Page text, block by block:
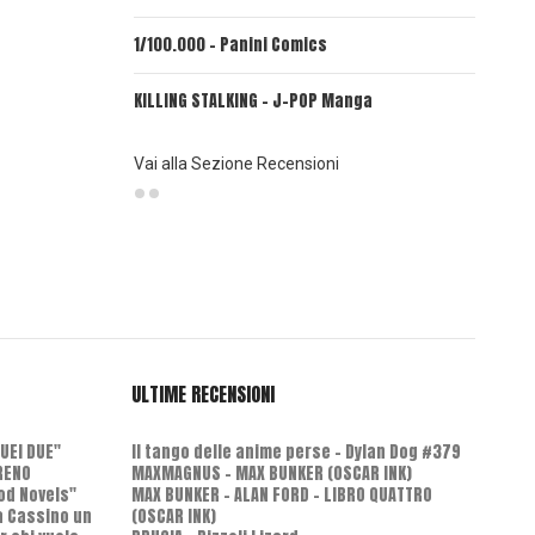
1/100.000 - Panini Comics
KILLING STALKING - J-POP Manga
Vai alla Sezione Recensioni
DUE"
Novels"
Cassino un
ULTIME RECENSIONI
Il tango delle anime perse - Dylan Dog #379
MAXMAGNUS – MAX BUNKER (OSCAR INK)
MAX BUNKER – ALAN FORD – LIBRO QUATTRO
(OSCAR INK)